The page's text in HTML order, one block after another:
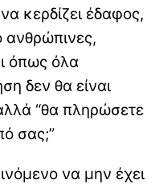
κερδίζει έδαφος,
ανθρώπινες,
όπως όλα
δεν θα είναι
“θα πληρώσετε
σας;”
να μην έχει